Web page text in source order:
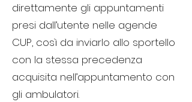
direttamente gli appuntamenti
presi dall’utente nelle agende
CUP, così da inviarlo allo sportello
con la stessa precedenza
acquisita nell’appuntamento con
gli ambulatori.